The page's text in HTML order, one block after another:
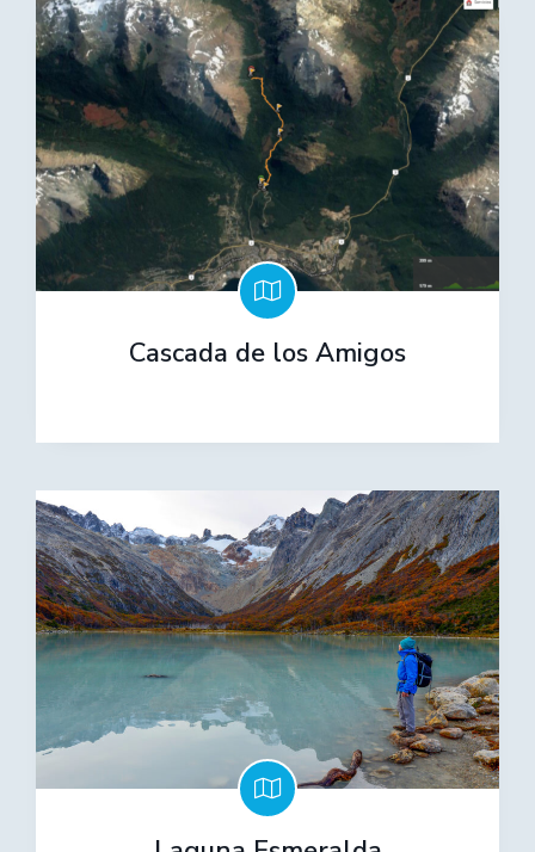
Cascada de los Amigos